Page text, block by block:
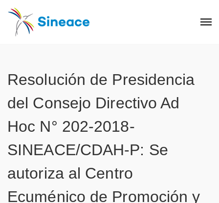
Resolución de Presidencia
del Consejo Directivo Ad
Hoc N° 202-2018-
SINEACE/CDAH-P: Se
autoriza al Centro
Ecuménico de Promoción y